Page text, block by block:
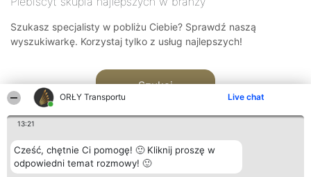
ORŁY Transportu Live chat
13:21
Cześć, chętnie Ci pomogę! 🙂 Kliknij proszę w
odpowiedni temat rozmowy! 🙂
Szukasz specjalisty w pobliżu Ciebie? Sprawdź naszą
wyszukiwarkę. Korzystaj tylko z usług najlepszych!
Szukaj